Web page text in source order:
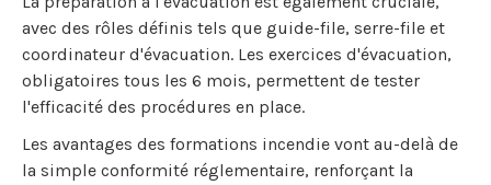
avec des rôles définis tels que guide-file, serre-file et
coordinateur d'évacuation. Les exercices d'évacuation,
obligatoires tous les 6 mois, permettent de tester
l'efficacité des procédures en place.
Les avantages des formations incendie vont au-delà de
la simple conformité réglementaire, renforçant la